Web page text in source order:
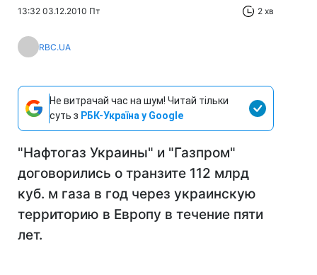
13:32 03.12.2010 Пт 2 хв
RBC.UA
Не витрачай час на шум! Читай тільки
суть з РБК-Україна у Google
"Нафтогаз Украины" и "Газпром"
договорились о транзите 112 млрд
куб. м газа в год через украинскую
территорию в Европу в течение пяти
лет.